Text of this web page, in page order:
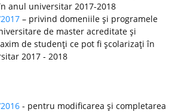
anul universitar 2017-2018
– privind domeniile şi programele
de master acreditate şi
de studenţi ce pot fi şcolarizaţi în
2017 - 2018
- pentru modificarea şi completarea